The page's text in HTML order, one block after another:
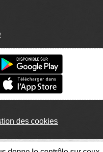
des cookies